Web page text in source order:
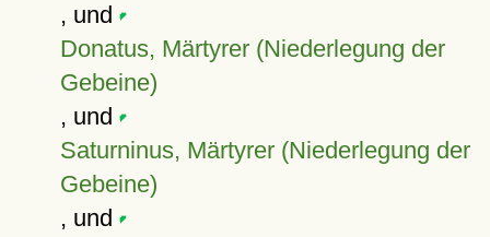
, und
Donatus, Märtyrer (Niederlegung der
Gebeine)
, und
Saturninus, Märtyrer (Niederlegung der
Gebeine)
, und